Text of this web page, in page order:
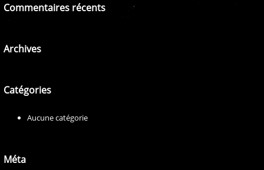
Commentaires récents
Archives
Catégories
Aucune catégorie
Méta